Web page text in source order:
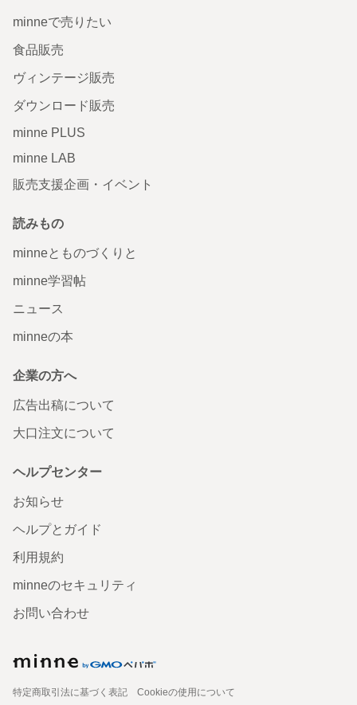
minneで売りたい
食品販売
ヴィンテージ販売
ダウンロード販売
minne PLUS
minne LAB
販売支援企画・イベント
読みもの
minneとものづくりと
minne学習帖
ニュース
minneの本
企業の方へ
広告出稿について
大口注文について
ヘルプセンター
お知らせ
ヘルプとガイド
利用規約
minneのセキュリティ
お問い合わせ
特定商取引法に基づく表記
Cookieの使用について